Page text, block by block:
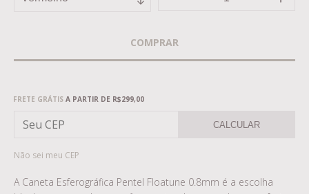
FRETE GRÁTIS A PARTIR DE R$299,00
CALCULAR
Não sei meu CEP
A Caneta Esferográfica Pentel Floatune 0.8mm é a escolha